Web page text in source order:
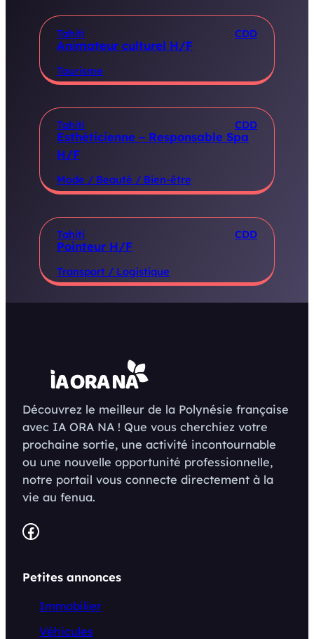
Tahiti CDD
Animateur culturel H/F
Tourisme
Tahiti CDD
Esthéticienne – Responsable Spa
H/F
Mode / Beauté / Bien-être
Tahiti CDD
Pointeur H/F
Transport / Logistique
Découvrez le meilleur de la Polynésie française
avec IA ORA NA ! Que vous cherchiez votre
prochaine sortie, une activité incontournable
ou une nouvelle opportunité professionnelle,
notre portail vous connecte directement à la
vie au fenua.
Facebook
Petites annonces
Immobilier
Véhicules